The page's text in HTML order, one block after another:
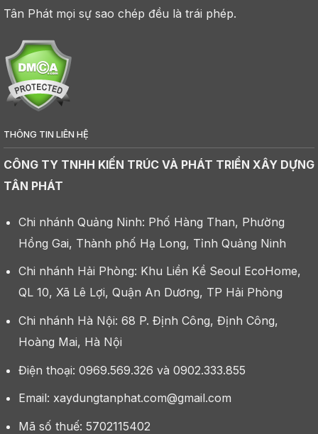
Tân Phát mọi sự sao chép đều là trái phép.
THÔNG TIN LIÊN HỆ
CÔNG TY TNHH KIẾN TRÚC VÀ PHÁT TRIỂN XÂY DỰNG
TÂN PHÁT
Chi nhánh Quảng Ninh: Phố Hàng Than, Phường
Hồng Gai, Thành phố Hạ Long, Tỉnh Quảng Ninh
Chi nhánh Hải Phòng: Khu Liền Kề Seoul EcoHome,
QL 10, Xã Lê Lợi, Quận An Dương, TP Hải Phòng
Chi nhánh Hà Nội: 68 P. Định Công, Định Công,
Hoàng Mai, Hà Nội
Điện thoại: 0969.569.326 và 0902.333.855
Email: xaydungtanphat.com@gmail.com
Mã số thuế: 5702115402